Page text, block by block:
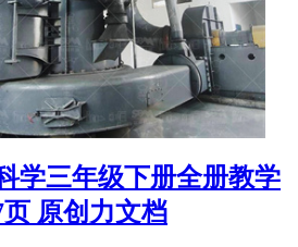
学三年级下册全册教学
原创力文档